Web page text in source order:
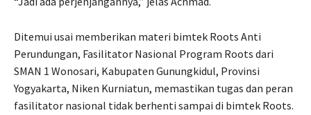
Ditemui usai memberikan materi bimtek Roots Anti
Perundungan, Fasilitator Nasional Program Roots dari
SMAN 1 Wonosari, Kabupaten Gunungkidul, Provinsi
Yogyakarta, Niken Kurniatun, memastikan tugas dan peran
fasilitator nasional tidak berhenti sampai di bimtek Roots.